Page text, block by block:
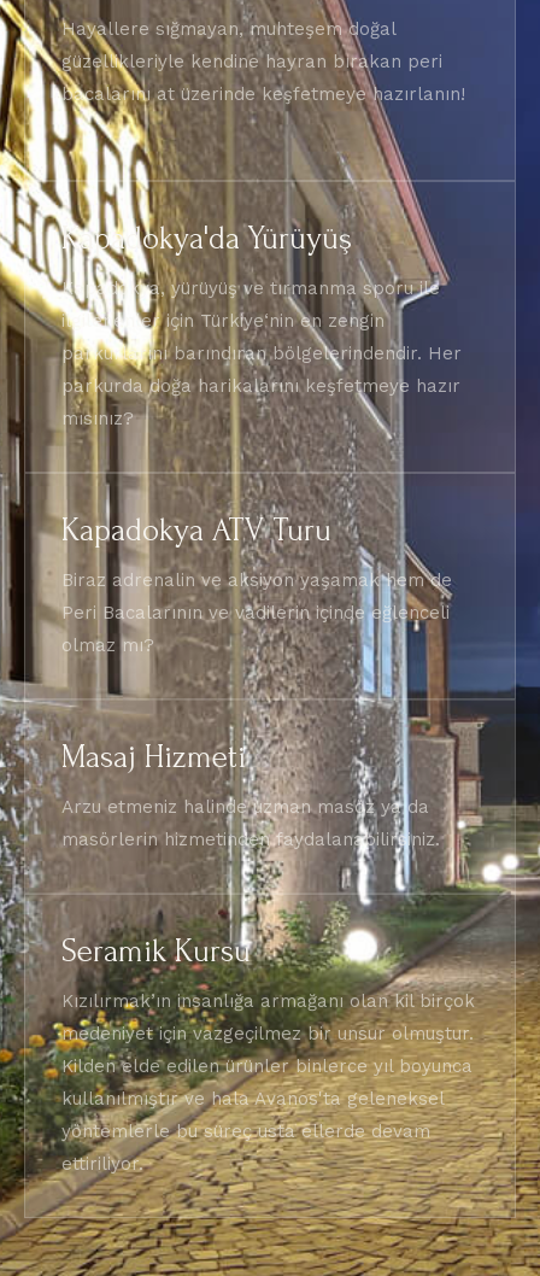
Hayallere sığmayan, muhteşem doğal
güzellikleriyle kendine hayran bırakan peri
bacalarını at üzerinde keşfetmeye hazırlanın!
Kapadokya'da Yürüyüş
Kapadokya, yürüyüş ve tırmanma sporu ile
ilgilenenler için Türkiye‘nin en zengin
parkurlarını barındıran bölgelerindendir. Her
parkurda doğa harikalarını keşfetmeye hazır
mısınız?
Kapadokya ATV Turu
Biraz adrenalin ve aksiyon yaşamak hem de
Peri Bacalarının ve vadilerin içinde eğlenceli
olmaz mı?
Masaj Hizmeti
Arzu etmeniz halinde uzman masöz ya da
masörlerin hizmetinden faydalanabilirsiniz.
Seramik Kursu
Kızılırmak’ın insanlığa armağanı olan kil birçok
medeniyet için vazgeçilmez bir unsur olmuştur.
Kilden elde edilen ürünler binlerce yıl boyunca
kullanılmıştır ve hala Avanos'ta geleneksel
yöntemlerle bu süreç usta ellerde devam
ettiriliyor.